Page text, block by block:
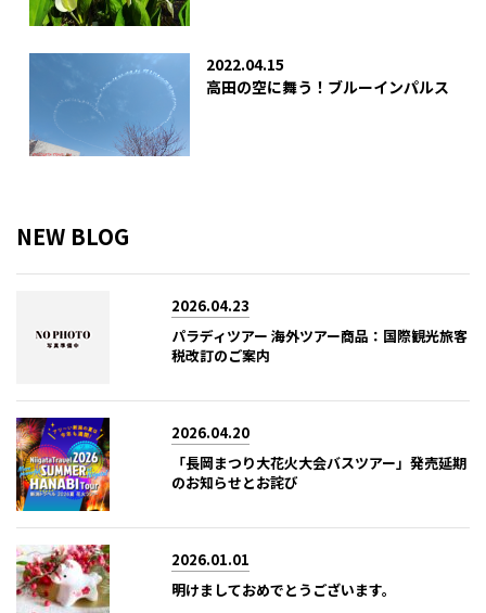
2022.04.15
高田の空に舞う！ブルーインパルス
NEW BLOG
2026.04.23
パラディツアー 海外ツアー商品：国際観光旅客
税改訂のご案内
2026.04.20
「長岡まつり大花火大会バスツアー」発売延期
のお知らせとお詫び
2026.01.01
明けましておめでとうございます。